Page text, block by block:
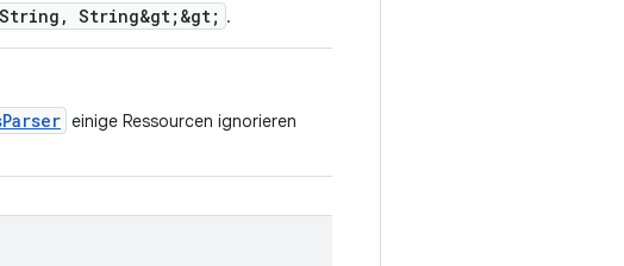
String&gt;&gt; .
einige Ressourcen ignorieren